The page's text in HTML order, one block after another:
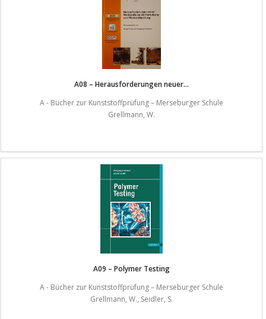
A08 – Herausforderungen neuer...
A - Bücher zur Kunststoffprüfung – Merseburger Schule
Grellmann, W.
A09 – Polymer Testing
A - Bücher zur Kunststoffprüfung – Merseburger Schule
Grellmann, W., Seidler, S.